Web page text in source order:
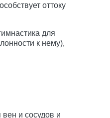
оттоку
для
к нему),
и сосудов и